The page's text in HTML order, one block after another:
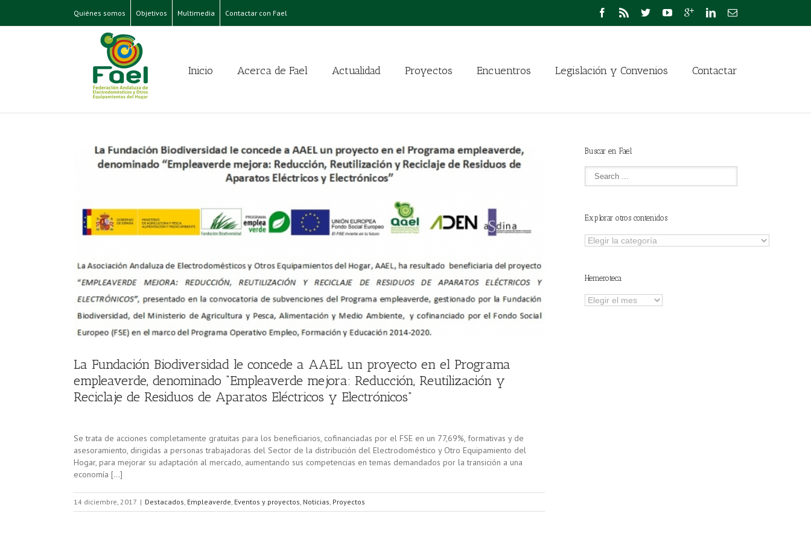
Quiénes somos Objetivos Multimedia Contactar con Fael
Inicio Acerca de Fael Actualidad Proyectos Encuentros Legislación y Convenios Contactar
La Fundación Biodiversidad le concede a AAEL un proyecto en el Programa
empleaverde, denominado “Empleaverde mejora: Reducción, Reutilización y
Reciclaje de Residuos de Aparatos Eléctricos y Electrónicos”
Se trata de acciones completamente gratuitas para los beneficiarios, cofinanciadas por el FSE en un 77,69%, formativas y de
asesoramiento, dirigidas a personas trabajadoras del Sector de la distribución del Electrodoméstico y Otro Equipamiento del
Hogar, para mejorar su adaptación al mercado, aumentando sus competencias en temas demandados por la transición a una
economía […]
14 diciembre, 2017 | Destacados Empleaverde Eventos y proyectos Noticias Proyectos
Buscar en Fael
Explorar otros contenidos
Explorar
Hemeroteca
Hemeroteca